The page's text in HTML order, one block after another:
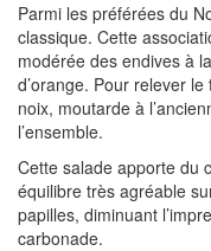
Parmi les préférées du
classique. Cette
modérée des endives à
d’orange. Pour relever
noix, moutarde à
l’ensemble.
Cette salade apporte du
équilibre très agréable
papilles, diminuant
carbonade.